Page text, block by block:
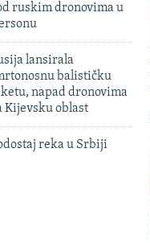
ruskim dronovima u
lansirala
balističku
napad dronovima
Kijevsku oblast
reka u Srbiji